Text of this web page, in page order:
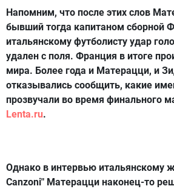
Напомним, что после этих слов
бывший тогда капитаном сборной
итальянскому футболисту удар
удален с поля. Франция в итоге
мира. Более года и Матерацци, и
отказывались сообщить, какие
прозвучали во время финального
Lenta.ru.
Однако в интервью итальянскому
Canzoni" Матерацци наконец-то